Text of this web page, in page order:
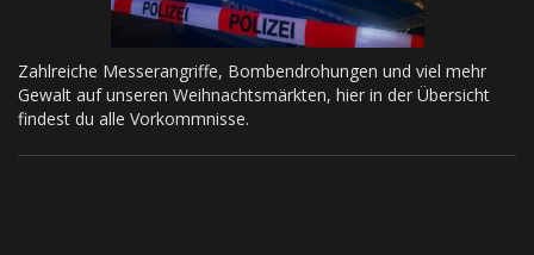
Zahlreiche Messerangriffe, Bombendrohungen und viel mehr
Gewalt auf unseren Weihnachtsmärkten, hier in der Übersicht
findest du alle Vorkommnisse.